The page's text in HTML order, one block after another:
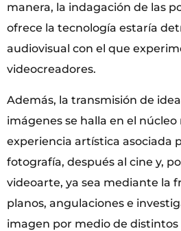
manera, la indagación de las
ofrece la tecnología estaría
audiovisual con el que
videocreadores.
Además, la transmisión de
imágenes se halla en el núcleo
experiencia artística asociada
fotografía, después al cine y,
videoarte, ya sea mediante la
planos, angulaciones e
imagen por medio de distintos